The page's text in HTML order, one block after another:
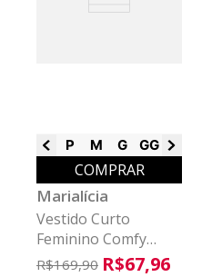
P M G GG G1
COMPRAR
Marialícia
Vestido Curto
Feminino Comfy
Marialícia Bege
R$169,90 R$67,96